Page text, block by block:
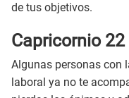
de tus objetivos.
Capricornio
Algunas personas con
laboral ya no te